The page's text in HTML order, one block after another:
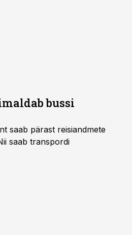
bussi
saab pärast reisiandmete
saab transpordi